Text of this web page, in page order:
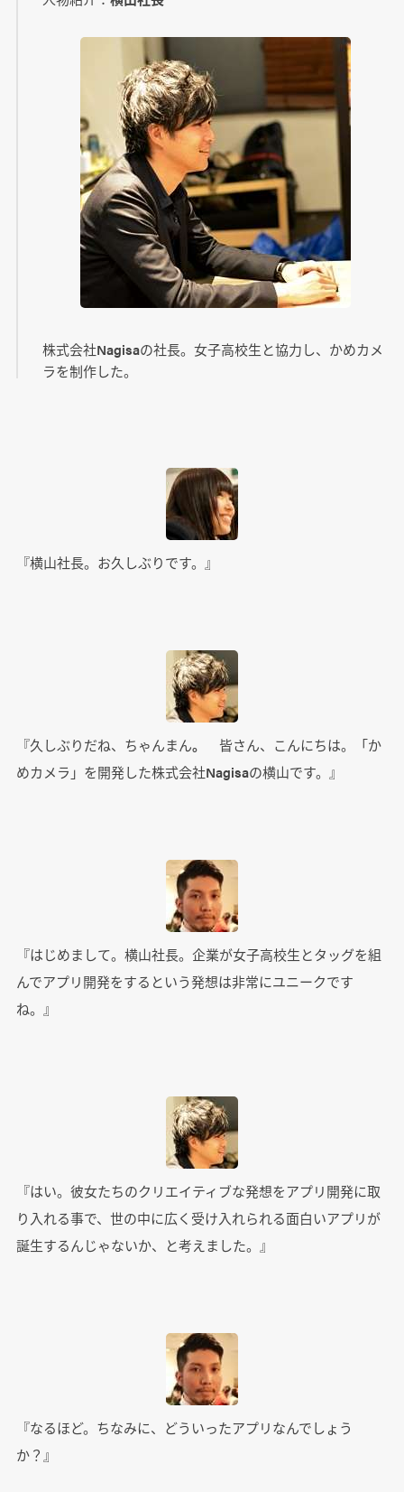
株式会社Nagisaの社長。女子高校生と協力し、かめカメ
ラを制作した。
『横山社長。お久しぶりです。』
『久しぶりだね、ちゃんまん。 皆さん、こんにちは。「か
めカメラ」を開発した株式会社Nagisaの横山です。』
『はじめまして。横山社長。企業が女子高校生とタッグを組
んでアプリ開発をするという発想は非常にユニークです
ね。』
『はい。彼女たちのクリエイティブな発想をアプリ開発に取
り入れる事で、世の中に広く受け入れられる面白いアプリが
誕生するんじゃないか、と考えました。』
『なるほど。ちなみに、どういったアプリなんでしょう
か？』